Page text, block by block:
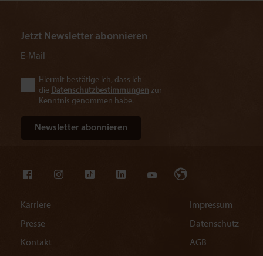
Karriere
Presse
Kontakt
Impressum
Datenschutz
AGB
Jetzt Newsletter abonnieren
Hiermit bestätige ich, dass ich
die Datenschutzbestimmungen zur
Kenntnis genommen habe.